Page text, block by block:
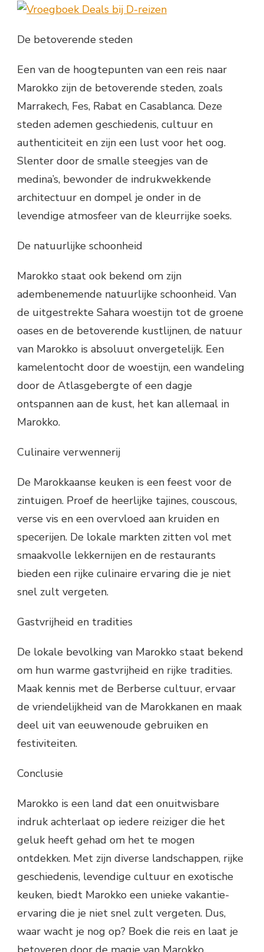
De betoverende steden
Een van de hoogtepunten van een reis naar
Marokko zijn de betoverende steden, zoals
Marrakech, Fes, Rabat en Casablanca. Deze
steden ademen geschiedenis, cultuur en
authenticiteit en zijn een lust voor het oog.
Slenter door de smalle steegjes van de
medina’s, bewonder de indrukwekkende
architectuur en dompel je onder in de
levendige atmosfeer van de kleurrijke soeks.
De natuurlijke schoonheid
Marokko staat ook bekend om zijn
adembenemende natuurlijke schoonheid. Van
de uitgestrekte Sahara woestijn tot de groene
oases en de betoverende kustlijnen, de natuur
van Marokko is absoluut onvergetelijk. Een
kamelentocht door de woestijn, een wandeling
door de Atlasgebergte of een dagje
ontspannen aan de kust, het kan allemaal in
Marokko.
Culinaire verwennerij
De Marokkaanse keuken is een feest voor de
zintuigen. Proef de heerlijke tajines, couscous,
verse vis en een overvloed aan kruiden en
specerijen. De lokale markten zitten vol met
smaakvolle lekkernijen en de restaurants
bieden een rijke culinaire ervaring die je niet
snel zult vergeten.
Gastvrijheid en tradities
De lokale bevolking van Marokko staat bekend
om hun warme gastvrijheid en rijke tradities.
Maak kennis met de Berberse cultuur, ervaar
de vriendelijkheid van de Marokkanen en maak
deel uit van eeuwenoude gebruiken en
festiviteiten.
Conclusie
Marokko is een land dat een onuitwisbare
indruk achterlaat op iedere reiziger die het
geluk heeft gehad om het te mogen
ontdekken. Met zijn diverse landschappen, rijke
geschiedenis, levendige cultuur en exotische
keuken, biedt Marokko een unieke vakantie-
ervaring die je niet snel zult vergeten. Dus,
waar wacht je nog op? Boek die reis en laat je